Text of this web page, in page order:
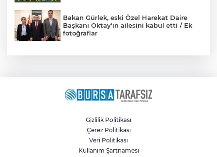
Bakan Gürlek, eski Özel Harekat Daire
Başkanı Oktay'ın ailesini kabul etti / Ek
fotoğraflar
Gizlilik Politikası
Çerez Politikası
Veri Politikası
Kullanım Şartnamesi